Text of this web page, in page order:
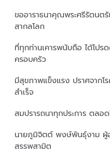
ขออาราธนาคุณพระศรีรัตนต
สากลโลก
ที่ทุกท่านเคารพนับถือ ได้โปร
ครอบครัว
มีสุขภาพแข็งแรง ปราศจากโ
สำเร็จ
สมปรารถนาทุกประการ ตลอ
นายภูมิจิตต์ พงษ์พันธุ์งาม ผู้
สรรพสามิต